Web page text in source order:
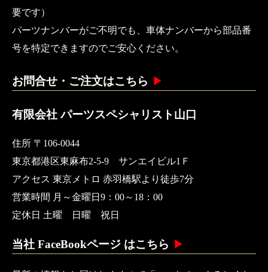
要です）
パーツナンバーがご不明でも、車体ナンバーから部品番
号を特定できますのでご安心ください。
お問合せ・ご注文はこちら
有限会社 パーツスペシャリスト山口
住所 〒106-0044
東京都港区東麻布2-5-9 サンエイビル1Ｆ
アクセス 東京メトロ 赤羽橋駅より徒歩7分
営業時間 月～金曜日9：00～18：00
定休日 土曜 日曜 祝日
当社 FaceBookページ はこちら